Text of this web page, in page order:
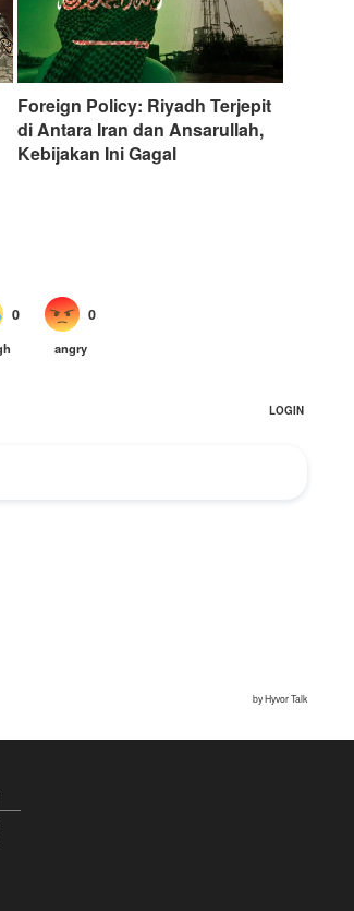
Foreign Policy: Riyadh Terjepit
di Antara Iran dan Ansarullah,
Kebijakan Ini Gagal